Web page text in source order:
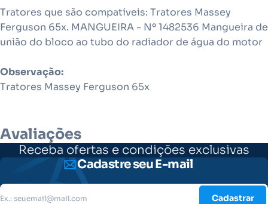
Tratores que são compatíveis: Tratores Massey
Ferguson 65x. MANGUEIRA - Nº 1482536 Mangueira de
união do bloco ao tubo do radiador de água do motor
Observação:
Tratores Massey Ferguson 65x
Avaliações
Receba ofertas e condições exclusivas
Cadastre seu E-mail
Cadastrar